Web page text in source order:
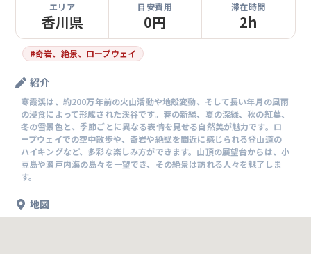
エリア
香川県
目安費用
0円
滞在時間
2h
#奇岩、絶景、ロープウェイ
紹介
寒霞渓は、約200万年前の火山活動や地殻変動、そして長い年月の風雨
の浸食によって形成された渓谷です。春の新緑、夏の深緑、秋の紅葉、
冬の雪景色と、季節ごとに異なる表情を見せる自然美が魅力です。ロ
ープウェイでの空中散歩や、奇岩や絶壁を間近に感じられる登山道の
ハイキングなど、多彩な楽しみ方ができます。山頂の展望台からは、小
豆島や瀬戸内海の島々を一望でき、その絶景は訪れる人々を魅了しま
す。
地図